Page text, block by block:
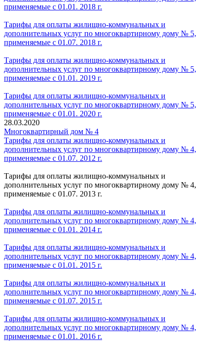
применяемые с 01.01. 2018 г.
Тарифы для оплаты жилищно-коммунальных и
дополнительных услуг по многоквартирному дому № 5,
применяемые с 01.07. 2018 г.
Тарифы для оплаты жилищно-коммунальных и
дополнительных услуг по многоквартирному дому № 5,
применяемые с 01.01. 2019 г.
Тарифы для оплаты жилищно-коммунальных и
дополнительных услуг по многоквартирному дому № 5,
применяемые с 01.01. 2020 г.
28.03.2020
Многоквартирный дом № 4
Тарифы для оплаты жилищно-коммунальных и
дополнительных услуг по многоквартирному дому № 4,
применяемые с 01.07. 2012 г.
Тарифы для оплаты жилищно-коммунальных и
дополнительных услуг по многоквартирному дому № 4,
применяемые с 01.07. 2013 г.
Тарифы для оплаты жилищно-коммунальных и
дополнительных услуг по многоквартирному дому № 4,
применяемые с 01.01. 2014 г.
Тарифы для оплаты жилищно-коммунальных и
дополнительных услуг по многоквартирному дому № 4,
применяемые с 01.01. 2015 г.
Тарифы для оплаты жилищно-коммунальных и
дополнительных услуг по многоквартирному дому № 4,
применяемые с 01.07. 2015 г.
Тарифы для оплаты жилищно-коммунальных и
дополнительных услуг по многоквартирному дому № 4,
применяемые с 01.01. 2016 г.